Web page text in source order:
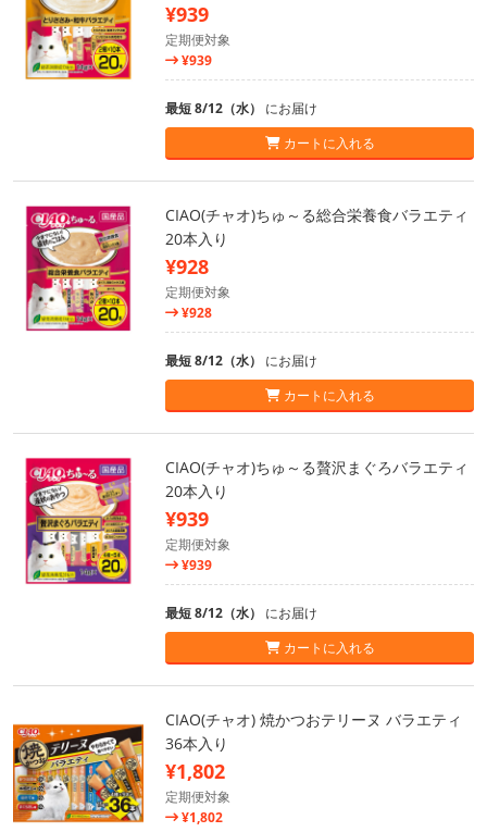
¥939
定期便対象
¥939
最短 8/12（水） にお届け
カートに入れる
CIAO(チャオ)ちゅ～る総合栄養食バラエティ
20本入り
¥928
定期便対象
¥928
最短 8/12（水） にお届け
カートに入れる
CIAO(チャオ)ちゅ～る贅沢まぐろバラエティ
20本入り
¥939
定期便対象
¥939
最短 8/12（水） にお届け
カートに入れる
CIAO(チャオ) 焼かつおテリーヌ バラエティ
36本入り
¥1,802
定期便対象
¥1,802